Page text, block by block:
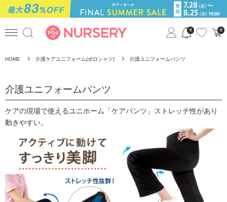
0 0
HOME 介護ケアユニフォーム(ポロシャツ) 介護ユニフォームパンツ
介護ユニフォームパンツ
ケアの現場で使えるユニホーム「ケアパンツ」ストレッチ性があり
動きやすい。